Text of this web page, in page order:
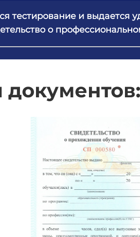
тестирование и выдается
о